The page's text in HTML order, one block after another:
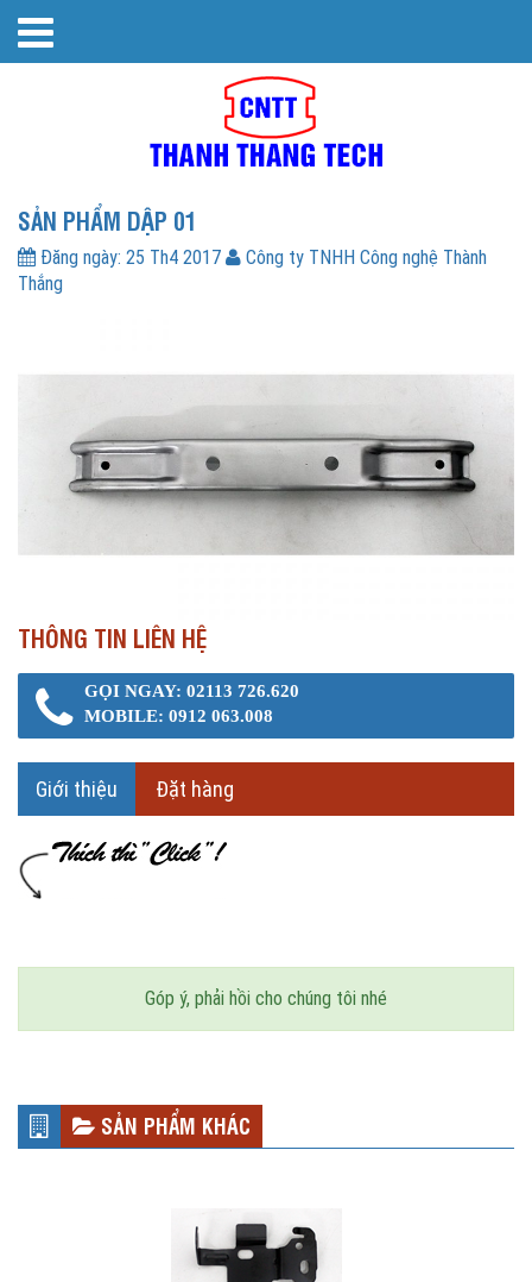
SẢN PHẨM DẬP 01
Đăng ngày: 25 Th4 2017
Công ty TNHH Công nghệ Thành
Thắng
THÔNG TIN LIÊN HỆ
GỌI NGAY: 02113 726.620
MOBILE: 0912 063.008
Giới thiệu Đặt hàng
Góp ý, phải hồi cho chúng tôi nhé
SẢN PHẨM KHÁC